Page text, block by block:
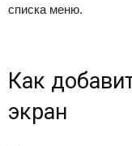
списка меню.
Как
экран